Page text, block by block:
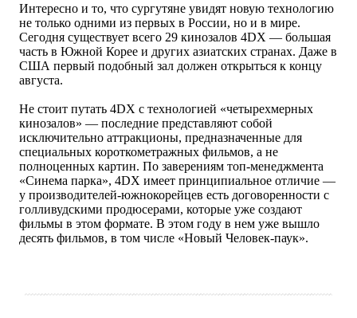
Интересно и то, что сургутяне увидят новую технологию
не только одними из первых в России, но и в мире.
Сегодня существует всего 29 кинозалов 4DX — большая
часть в Южной Корее и других азиатских странах. Даже в
США первый подобный зал должен открыться к концу
августа.
Не стоит путать 4DX с технологией «четырехмерных
кинозалов» — последние представляют собой
исключительно аттракционы, предназначенные для
специальных короткометражных фильмов, а не
полноценных картин. По заверениям топ-менеджмента
«Синема парка», 4DX имеет принципиальное отличие —
у производителей-южнокорейцев есть договоренности с
голливудскими продюсерами, которые уже создают
фильмы в этом формате. В этом году в нем уже вышло
десять фильмов, в том числе «Новый Человек-паук».